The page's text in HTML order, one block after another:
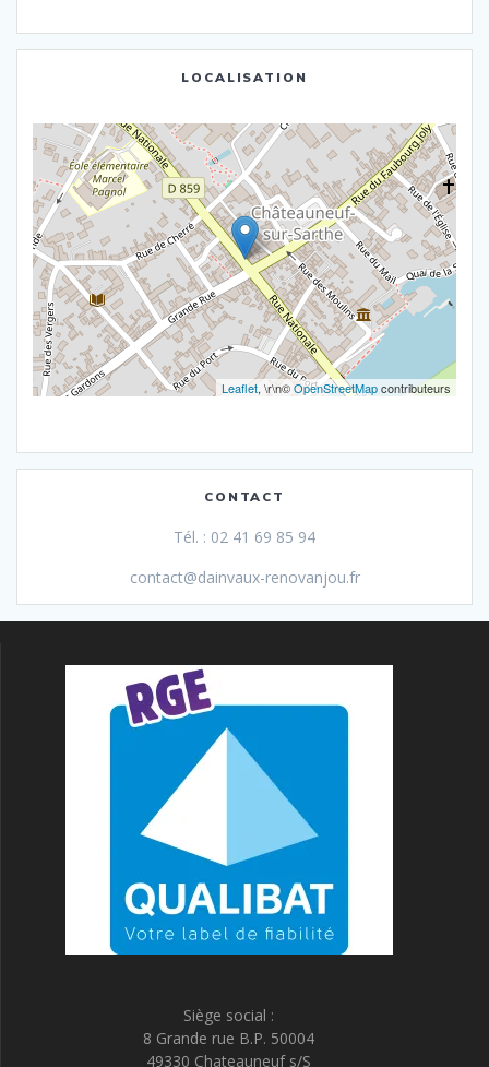
LOCALISATION
Leaflet, \r\n©OpenStreetMapcontributeurs
CONTACT
Tél. : 02 41 69 85 94
contact@dainvaux-renovanjou.fr
Siège social :
8 Grande rue B.P. 50004
49330 Chateauneuf s/S